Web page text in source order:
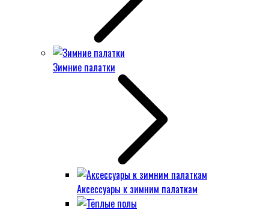
Зимние палатки
Аксессуары к зимним палаткам